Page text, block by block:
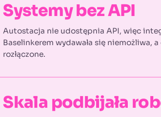
Systemy bez API
Autostacja nie udostępnia API, więc
Baselinkerem wydawała się niemożliwa, a
rozłączone.
Skala podbijała